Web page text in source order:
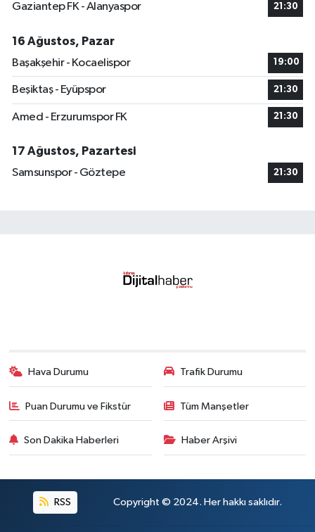
Gaziantep FK - Alanyaspor 21:30
16 Ağustos, Pazar
Başakşehir - Kocaelispor
19:00
Beşiktaş - Eyüpspor 21:30
Amed - Erzurumspor FK 21:30
17 Ağustos, Pazartesi
Samsunspor - Göztepe
21:30
Hava Durumu Trafik Durumu
Puan Durumu ve Fikstür Tüm Manşetler
Son Dakika Haberleri Haber Arşivi
RSS Copyright © 2024. Her hakkı saklıdır.